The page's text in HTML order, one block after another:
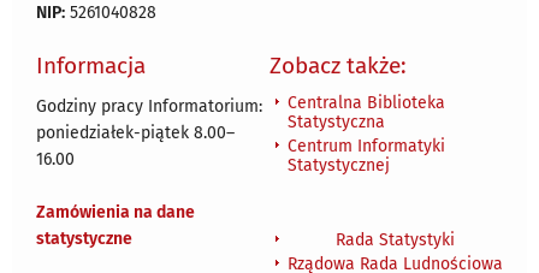
NIP: 5261040828
Informacja
Godziny pracy Informatorium:
poniedziałek-piątek 8.00–
16.00
Zamówienia na dane
statystyczne
Zobacz także:
Centralna Biblioteka
Statystyczna
Centrum Informatyki
Statystycznej
Rada Statystyki
Rządowa Rada Ludnościowa